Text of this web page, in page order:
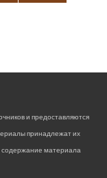
и предоставляются
принадлежат их
содержание материала